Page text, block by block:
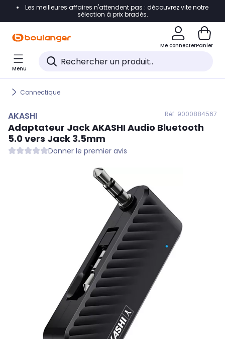
Accéder directement à la navigation
Accéder directement au pied de page
Accéder directement au chatbot
Les meilleures affaires n'attendent pas : découvrez vite notre
sélection à prix bradés.
Me connecterPanier
Menu
Connectique
AKASHI Réf. 9000884567
Adaptateur JackAKASHIAudio Bluetooth
5.0 vers Jack 3.5mm
Donner le premier avis